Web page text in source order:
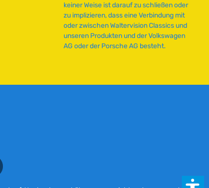
keiner Weise ist darauf zu schließen oder
zu implizieren, dass eine Verbindung mit
oder zwischen Waltervision Classics und
unseren Produkten und der Volkswagen
AG oder der Porsche AG besteht.